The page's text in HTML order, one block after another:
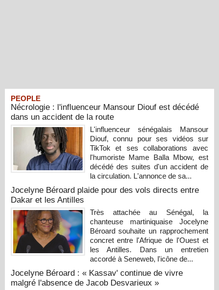
PEOPLE
Nécrologie : l'influenceur Mansour Diouf est décédé
dans un accident de la route
L'influenceur sénégalais Mansour
Diouf, connu pour ses vidéos sur
TikTok et ses collaborations avec
l'humoriste Mame Balla Mbow, est
décédé des suites d'un accident de
la circulation. L'annonce de sa...
Jocelyne Béroard plaide pour des vols directs entre
Dakar et les Antilles
Très attachée au Sénégal, la
chanteuse martiniquaise Jocelyne
Béroard souhaite un rapprochement
concret entre l'Afrique de l'Ouest et
les Antilles. Dans un entretien
accordé à Seneweb, l'icône de...
Jocelyne Béroard : « Kassav' continue de vivre
malgré l'absence de Jacob Desvarieux »